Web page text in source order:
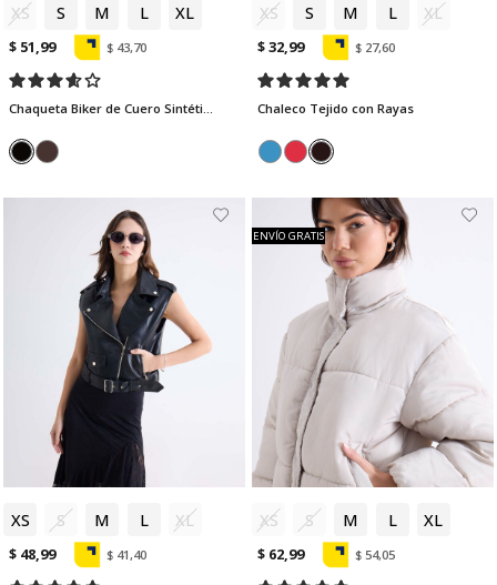
XS S M L XL
$ 51,99 $ 43,70
Chaqueta Biker de Cuero Sintético
XS S M L XL
$ 32,99 $ 27,60
Chaleco Tejido con Rayas
XS S M L XL
$ 48,99 $ 41,40
XS S M L XL
ENVÍO GRATIS
$ 62,99 $ 54,05